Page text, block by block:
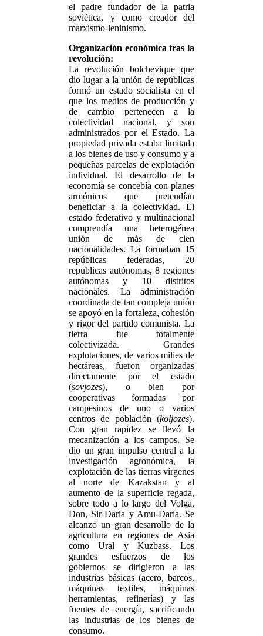
el padre fundador de la patria
soviética, y como creador del
marxismo-leninismo.
Organización económica tras la
revolución:
La revolución bolchevique que
dio lugar a la unión de repúblicas
formó un estado socialista en el
que los medios de producción y
de cambio pertenecen a la
colectividad nacional, y son
administrados por el Estado. La
propiedad privada estaba limitada
a los bienes de uso y consumo y a
pequeñas parcelas de explotación
individual. El desarrollo de la
economía se concebía con planes
armónicos que pretendían
beneficiar a la colectividad. El
estado federativo y multinacional
comprendía una heterogénea
unión de más de cien
nacionalidades. La formaban 15
repúblicas federadas, 20
repúblicas autónomas, 8 regiones
autónomas y 10 distritos
nacionales. La administración
coordinada de tan compleja unión
se apoyó en la fortaleza, cohesión
y rigor del partido comunista. La
tierra fue totalmente
colectivizada. Grandes
explotaciones, de varios milies de
hectáreas, fueron organizadas
directamente por el estado
(sovjozes), o bien por
cooperativas formadas por
campesinos de uno o varios
centros de población (koljozes).
Con gran rapidez se llevó la
mecanización a los campos. Se
dio un gran impulso central a la
investigación agronómica, la
explotación de las tierras vírgenes
al norte de Kazakstan y al
aumento de la superficie regada,
sobre todo a lo largo del Volga,
Don, Sir-Daria y Amu-Daria. Se
alcanzó un gran desarrollo de la
agricultura en regiones de Asia
como Ural y Kuzbass. Los
grandes esfuerzos de los
gobiernos se dirigieron a las
industrias básicas (acero, barcos,
máquinas textiles, máquinas
herramientas, refinerías) y las
fuentes de energía, sacrificando
las industrias de los bienes de
consumo.